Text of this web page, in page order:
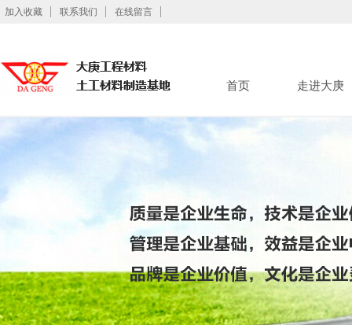
加入收藏 联系我们 在线留言
首页 走进大庚